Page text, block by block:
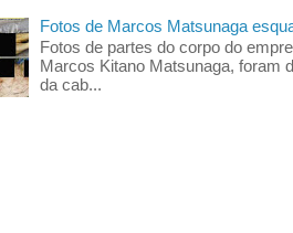
Fotos de Marcos Matsunaga
Fotos de partes do corpo do
Marcos Kitano Matsunaga, foram
da cab...